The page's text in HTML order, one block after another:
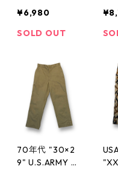
ドローコード
カーキ 古着 古
¥6,980
SOLD OUT
パ
ー
古
ヴ
70年代 "30×2
9" U.S.ARMY ア